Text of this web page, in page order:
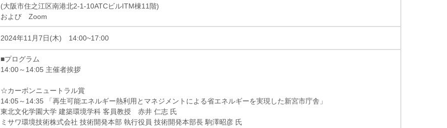
(大阪市住之江区南港北2-1-10ATCビルITM棟11階)
および Zoom
2024年11月7日(木) 14:00~17:00
■プログラム
14:00～14:05 主催者挨拶
☆カーボンニュートラル賞
14:05～14:35 「再生可能エネルギー熱利用とマネジメントによる省エネルギーを実現した新宮市庁舎」
東北文化学園大学 建築環境学科 客員教授 赤井 仁志 氏
ミサワ環境技術株式会社 技術開発本部 執行役員 技術開発本部長 駒澤昭彦 氏